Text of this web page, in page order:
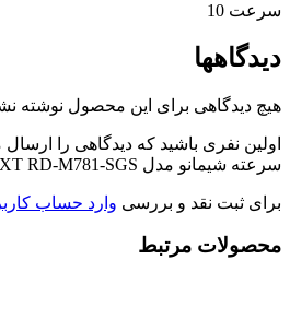
سرعت 10
دیدگاهها
هیچ دیدگاهی برای این محصول نوشته
سرعته شیمانو مدل DEORE XT RD-M781-SGS”
برای ثبت نقد و بررسی وارد حساب
محصولات مرتبط